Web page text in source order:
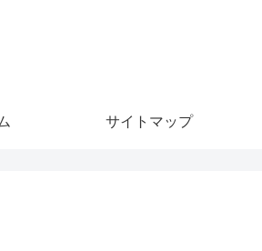
サイトマップ